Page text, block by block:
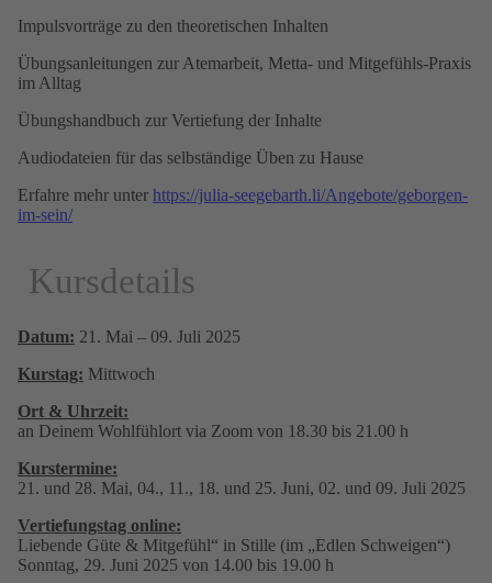
Impulsvorträge zu den theoretischen Inhalten
Übungsanleitungen zur Atemarbeit, Metta- und Mitgefühls-Praxis
im Alltag
Übungshandbuch zur Vertiefung der Inhalte
Audiodateien für das selbständige Üben zu Hause
Erfahre mehr unter https://julia-seegebarth.li/Angebote/geborgen-
im-sein/
Kursdetails
Datum: 21. Mai – 09. Juli 2025
Kurstag: Mittwoch
Ort & Uhrzeit:
an Deinem Wohlfühlort via Zoom von 18.30 bis 21.00 h
Kurstermine:
21. und 28. Mai, 04., 11., 18. und 25. Juni, 02. und 09. Juli 2025
Vertiefungs­tag online:
Liebende Güte & Mitgefühl“ in Stille (im „Edlen Schweigen“)
Sonntag, 29. Juni 2025 von 14.00 bis 19.00 h